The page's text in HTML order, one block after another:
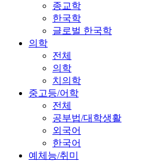
종교학
한국학
글로벌 한국학
의학
전체
의학
치의학
중고등/어학
전체
공부법/대학생활
외국어
한국어
예체능/취미